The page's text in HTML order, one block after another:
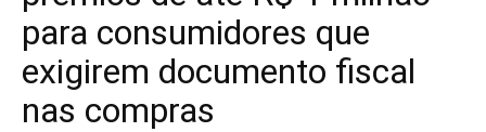
para consumidores que
exigirem documento fiscal
nas compras